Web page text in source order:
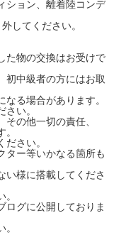
ション、離着陸コンデ
してください。
た物の交換はお受けで
初中級者の方にはお取
る場合があります。
さい。
の他一切の責任、
。
さい。
ター等いかなる箇所も
い様に搭載してくださ
ログに公開しておりま